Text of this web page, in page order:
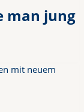
man jung